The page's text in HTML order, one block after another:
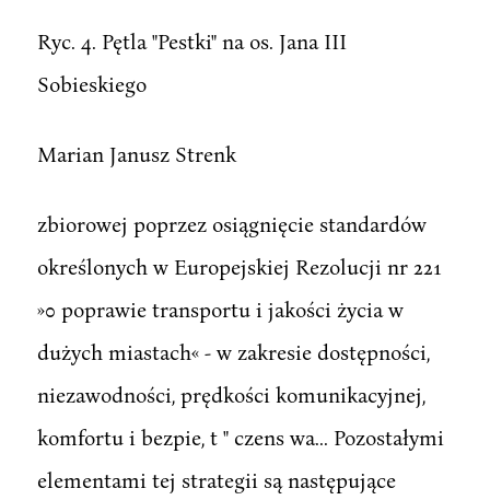
Ryc. 4. Pętla "Pestki" na os. Jana III
Sobieskiego
Marian Janusz Strenk
zbiorowej poprzez osiągnięcie standardów
określonych w Europejskiej Rezolucji nr 221
»0 poprawie transportu i jakości życia w
dużych miastach« - w zakresie dostępności,
niezawodności, prędkości komunikacyjnej,
komfortu i bezpie, t " czens wa... Pozostałymi
elementami tej strategii są następujące